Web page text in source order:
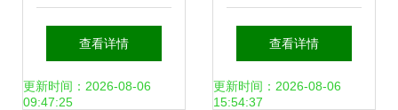
投入超500万元，
新兴能源技术研发
查看详情
更新时间：2026-08-06
09:47:25
磐能能源以新兴技
术引擎引领绿色发
查看详情
更新时间：2026-08-06
15:54:37